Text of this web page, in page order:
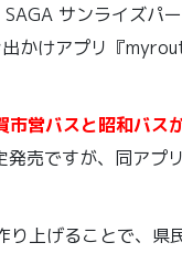
サンライズパ
かけアプリ『
市営バスと昭和バス
売ですが、同アプ
上げることで、県